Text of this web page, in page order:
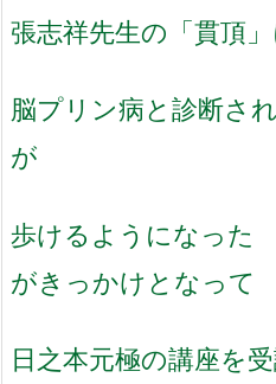
張志祥先生の「貫頂
脳プリン病と診断さ
が
歩けるようになっ
がきっかけとなって
日之本元極の講座を